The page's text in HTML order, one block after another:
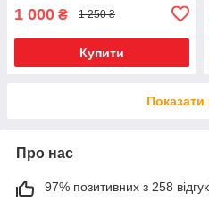
1 000 ₴ 1 250 ₴
Купити
Про нас
97% позитивних з 258